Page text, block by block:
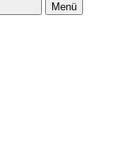
Menü